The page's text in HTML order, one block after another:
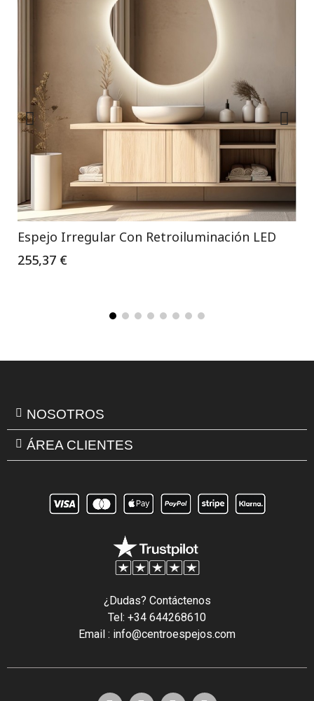
Espejo Irregular Con Retroiluminación LED
255,37 €
NOSOTROS
ÁREA CLIENTES
¿Dudas? Contáctenos
Tel: +34 644268610
Email : info@centroespejos.com